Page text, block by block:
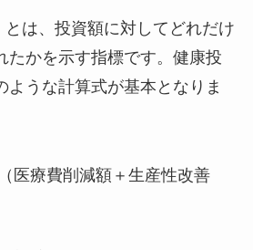
は、投資額に対してどれだけ
たかを示す指標です。健康投
ような計算式が基本となりま
医療費削減額＋生産性改善